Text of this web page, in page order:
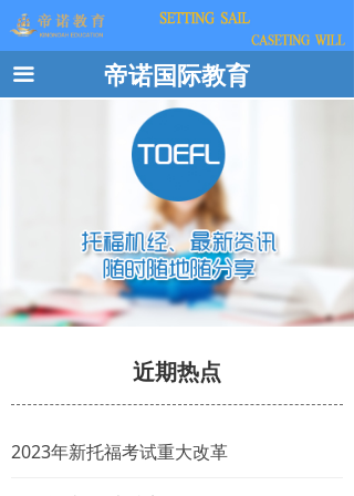
끀 帝诺国际教育
2023年新托福考试重大改革
近期热点